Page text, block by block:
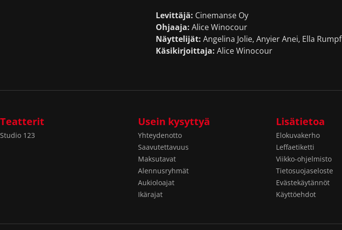
Levittäjä: Cinemanse Oy
Ohjaaja: Alice Winocour
Näyttelijät: Angelina Jolie, Anyier Anei, Ella Rumpf
Käsikirjoittaja: Alice Winocour
Teatterit
Studio 123
Usein kysyttyä
Yhteydenotto
Saavutettavuus
Maksutavat
Alennusryhmät
Aukioloajat
Ikärajat
Lisätietoa
Elokuvakerho
Leffaetiketti
Viikko-ohjelmisto
Tietosuojaseloste
Evästekäytännöt
Käyttöehdot